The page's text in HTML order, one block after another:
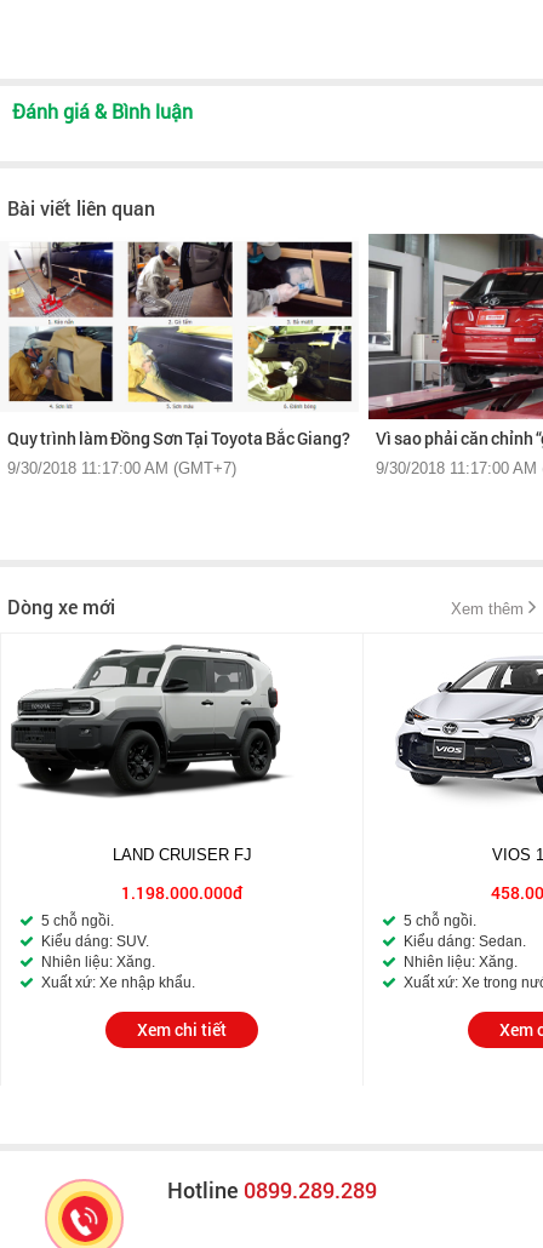
Đánh giá & Bình luận
Bài viết liên quan
Quy trình làm Đồng Sơn Tại Toyota Bắc Giang?
9/30/2018 11:17:00 AM (GMT+7)
Vì sao phải căn chỉnh
9/30/2018 11:17:00 AM
Dòng xe mới Xem thêm
LAND CRUISER FJ
1.198.000.000đ
5 chỗ ngồi.
Kiểu dáng: SUV.
Nhiên liệu: Xăng.
Xuất xứ: Xe nhập khẩu.
Xem chi tiết
VIOS
5 chỗ ngồi.
Kiểu dáng: Sedan.
Nhiên liệu: Xăng.
Xuất xứ: Xe trong
Xem
Hotline 0899.289.289